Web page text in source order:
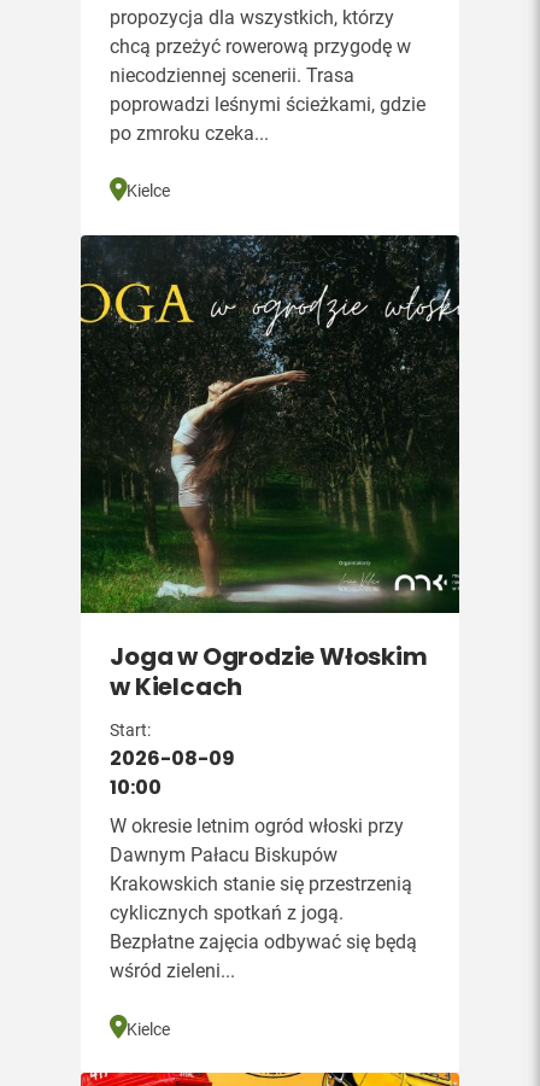
propozycja dla wszystkich, którzy
chcą przeżyć rowerową przygodę w
niecodziennej scenerii. Trasa
poprowadzi leśnymi ścieżkami, gdzie
po zmroku czeka...
Kielce
Joga w Ogrodzie Włoskim
w Kielcach
Start:
2026-08-09
10:00
W okresie letnim ogród włoski przy
Dawnym Pałacu Biskupów
Krakowskich stanie się przestrzenią
cyklicznych spotkań z jogą.
Bezpłatne zajęcia odbywać się będą
wśród zieleni...
Kielce